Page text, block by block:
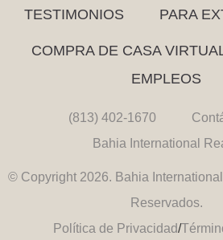
TESTIMONIOS
PARA
COMPRA DE CASA
EMPLEOS
(813) 402-1670
Bahia International
© Copyright 2026. Bahia
Reservados.
Política de Privacidad/